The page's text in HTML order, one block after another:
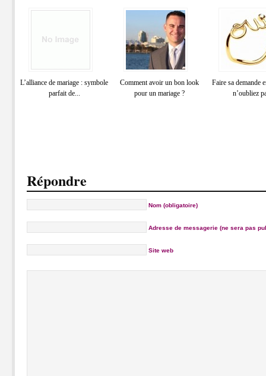
L’alliance de mariage : symbole
parfait de...
Comment avoir un bon look
pour un mariage ?
Faire sa demande
n’oubliez
Répondre
Nom (obligatoire)
Adresse de messagerie (ne sera pas
Site web